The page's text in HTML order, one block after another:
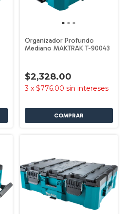
Organizador Profundo
Mediano MAKTRAK T-90043
$2,328.00
3 x $776.00 sin intereses